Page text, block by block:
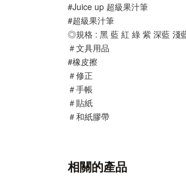
#Juice up 超級果汁筆
#超級果汁筆
◎規格 : 黑 藍 紅 綠 紫 深藍 淺
＃文具用品
#橡皮擦
＃修正
＃手帳
＃貼紙
＃和紙膠帶
相關的產品